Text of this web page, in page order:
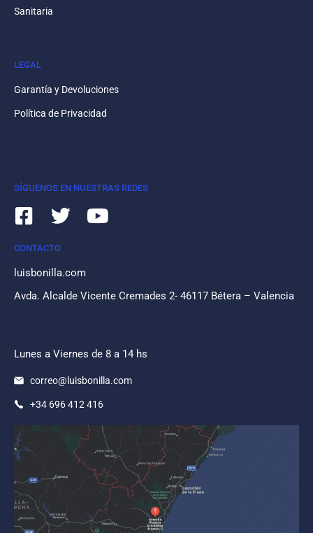
Sanitaria
LEGAL
Garantía y Devoluciones
Política de Privacidad
SÍGUENOS EN NUESTRAS REDES
CONTACTO
luisbonilla.com
Avda. Alcalde Vicente Cremades 2- 46117 Bétera – Valencia
Lunes a Viernes de 8 a 14 hs
correo@luisbonilla.com
+34 696 412 416